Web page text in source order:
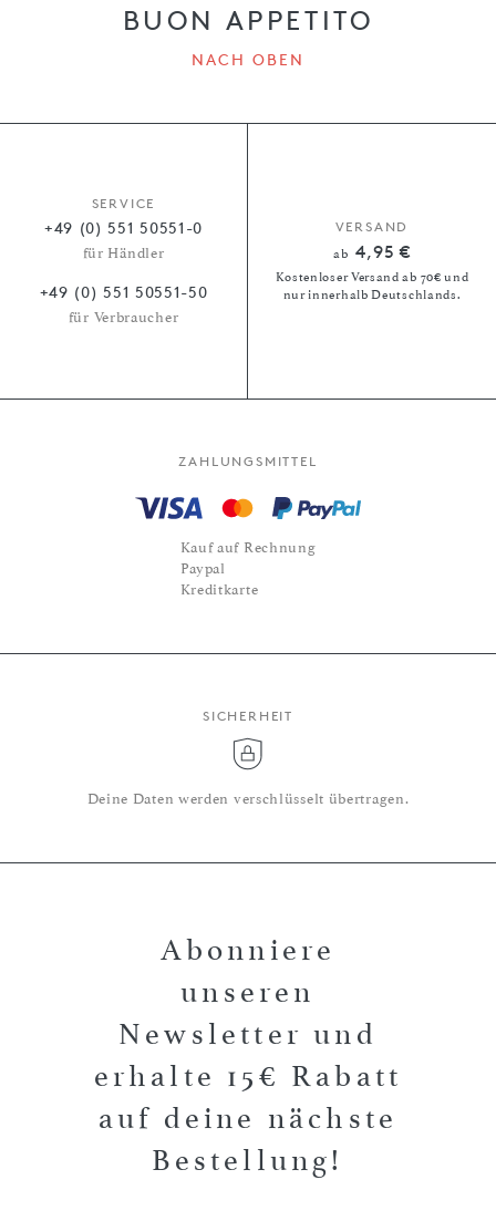
BUON APPETITO
NACH OBEN
SERVICE
+49 (0) 551 50551-0
für Händler
+49 (0) 551 50551-50
für Verbraucher
VERSAND
ab 4,95 €
Kostenloser Versand ab 70€ und
nur innerhalb Deutschlands.
ZAHLUNGSMITTEL
Kauf auf Rechnung
Paypal
Kreditkarte
SICHERHEIT
Deine Daten werden verschlüsselt übertragen.
Abonniere
unseren
Newsletter und
erhalte 15€ Rabatt
auf deine nächste
Bestellung!